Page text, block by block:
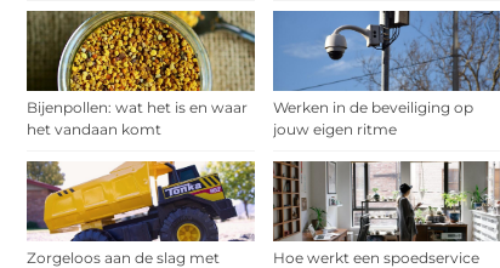
Bijenpollen: wat het is en waar
het vandaan komt
Werken in de beveiliging op
jouw eigen ritme
Zorgeloos aan de slag met
Hoe werkt een spoedservice